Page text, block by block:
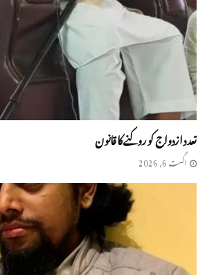
تعدد ازدواج كو روكنے كا قانون
اگست 6, 2026